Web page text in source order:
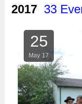
2017 33
25
May 17